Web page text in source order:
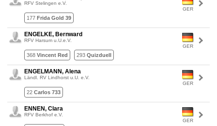
GER
RFV Stelingen e.V.
177 Frida Gold 39
GER
ENGELKE, Bernward
RFV Harsum u.U.e.V.
368 Vincent Red 293 Quizduell
GER
ENGELMANN, Alena
Ländl. RV Lindhorst u.U. e.V.
22 Carlos 733
GER
ENNEN, Clara
RFV Berkhof e.V.